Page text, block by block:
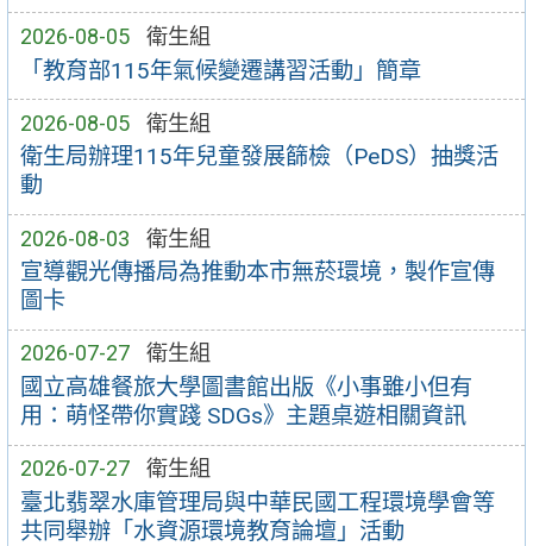
2026-08-05 衛生組
「教育部115年氣候變遷講習活動」簡章
2026-08-05 衛生組
衛生局辦理115年兒童發展篩檢（PeDS）抽獎活
動
2026-08-03 衛生組
宣導觀光傳播局為推動本市無菸環境，製作宣傳
圖卡
2026-07-27 衛生組
國立高雄餐旅大學圖書館出版《小事雖小但有
用：萌怪帶你實踐 SDGs》主題桌遊相關資訊
2026-07-27 衛生組
臺北翡翠水庫管理局與中華民國工程環境學會等
共同舉辦「水資源環境教育論壇」活動